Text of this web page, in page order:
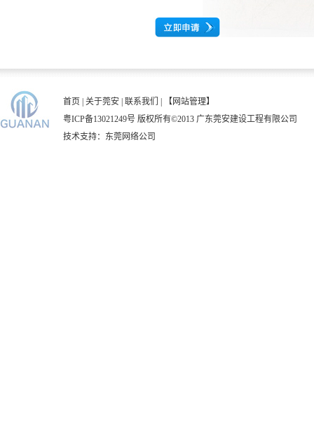
首页 关于莞安 联系我们
【网站管理】
粤ICP备13021249号 版权所有©2013 广东莞安建设工程有限公司
技术支持： 东莞网络公司